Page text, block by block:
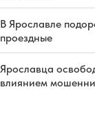
В Ярославле
проездные
Ярославца
влиянием